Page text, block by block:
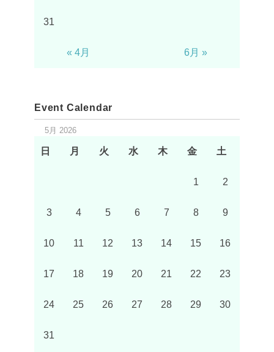
31
« 4月 6月 »
Event Calendar
5月 2026
日 月 火 水 木 金 土
1 2
3 4 5 6 7 8 9
10 11 12 13 14 15 16
17 18 19 20 21 22 23
24 25 26 27 28 29 30
31